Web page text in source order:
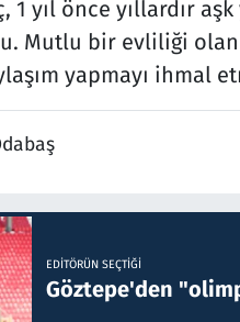
1 yıl önce yıllardır
Mutlu bir evliliği
yapmayı ihmal
EDITÖRÜN SEÇTIĞI
Göztepe'den